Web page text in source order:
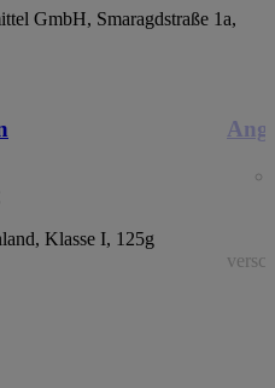
GmbH, Smaragdstraße 1a,
Klasse I, 125g